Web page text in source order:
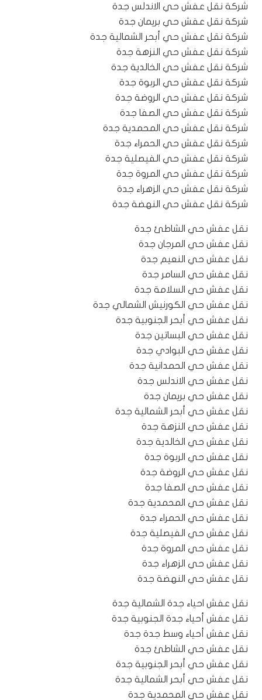
شركة نقل عفش حي الاندلس جدة
شركة نقل عفش حي بريمان جدة
شركة نقل عفش حي أبحر الشمالية جدة
شركة نقل عفش حي النزهة جدة
شركة نقل عفش حي الخالدية جدة
شركة نقل عفش حي الربوة جدة
شركة نقل عفش حي الروضة جدة
شركة نقل عفش حي الصفا جدة
شركة نقل عفش حي المحمدية جدة
شركة نقل عفش حي الحمراء جدة
شركة نقل عفش حي الفيصلية جدة
شركة نقل عفش حي المروة جدة
شركة نقل عفش حي الزهراء جدة
شركة نقل عفش حي النهضة جدة
نقل عفش حي الشاطئ جدة
نقل عفش حي المرجان جدة
نقل عفش حي النعيم جدة
نقل عفش حي السامر جدة
نقل عفش حي السلامة جدة
نقل عفش حي الكورنيش الشمالي جدة
نقل عفش حي أبحر الجنوبية جدة
نقل عفش حي البساتين جدة
نقل عفش حي البوادي جدة
نقل عفش حي الحمدانية جدة
نقل عفش حي الاندلس جدة
نقل عفش حي بريمان جدة
نقل عفش حي أبحر الشمالية جدة
نقل عفش حي النزهة جدة
نقل عفش حي الخالدية جدة
نقل عفش حي الربوة جدة
نقل عفش حي الروضة جدة
نقل عفش حي الصفا جدة
نقل عفش حي المحمدية جدة
نقل عفش حي الحمراء جدة
نقل عفش حي الفيصلية جدة
نقل عفش حي المروة جدة
نقل عفش حي الزهراء جدة
نقل عفش حي النهضة جدة
نقل عفش احياء جدة الشمالية جدة
نقل عفش أحياء جدة الجنوبية جدة
نقل عفش أحياء وسط جدة جدة
نقل عفش حي الشاطئ جدة
نقل عفش حي أبحر الجنوبية جدة
نقل عفش حي أبحر الشمالية جدة
نقل عفش حي المحمدية جدة